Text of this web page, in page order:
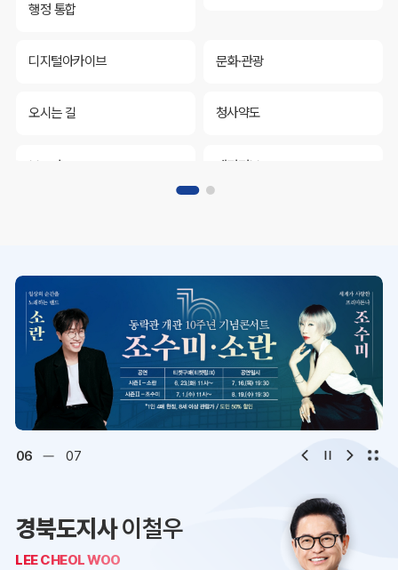
행정 통합
디지털아카이브 문화·관광
오시는 길 청사약도
보도자료 재정정보
대구·경북
행정 통합
조직도
디지털아카이브 문화·관광
오시는 길
K보듬 6000
06 07
경북도지사이철우
LEE CHEOL WOO